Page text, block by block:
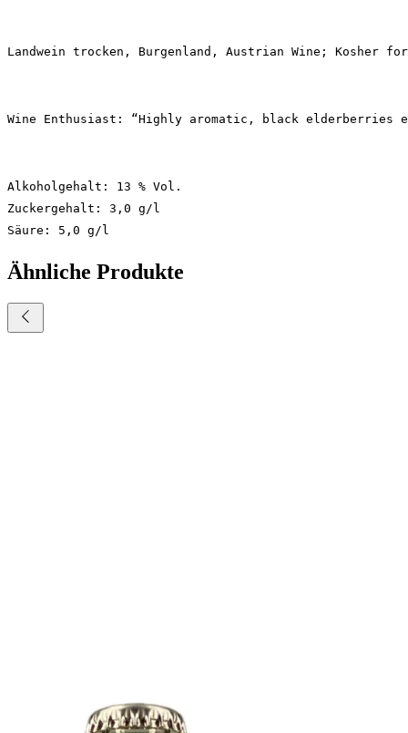
Landwein trocken, Burgenland, Austrian Wine; Kosher
Wine Enthusiast: “Highly aromatic, black
Alkoholgehalt: 13 % Vol.
Zuckergehalt: 3,0 g/l
Säure: 5,0 g/l
Ähnliche Produkte